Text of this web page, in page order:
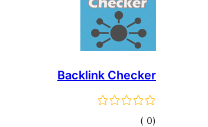
Backlink Checker
(0
إجمالي)